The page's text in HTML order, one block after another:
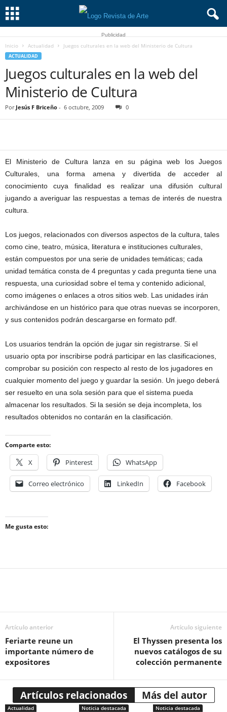
Publicidad
Inicio Actualidad Juegos culturales en la web del Ministerio de Cultura
ACTUALIDAD
Juegos culturales en la web del
Ministerio de Cultura
Por Jesús F Briceño - 6 octubre, 2009 0
El Ministerio de Cultura lanza en su página web los Juegos
Culturales, una forma amena y divertida de acceder al
conocimiento cuya finalidad es realizar una difusión cultural
jugando a averiguar las respuestas a temas de interés de nuestra
cultura.
Los juegos, relacionados con diversos aspectos de la cultura, tales
como cine, teatro, música, literatura e instituciones culturales,
están compuestos por una serie de unidades temáticas; cada
unidad temática consta de 4 preguntas y cada pregunta tiene una
respuesta, una curiosidad sobre el tema y contenido adicional,
como imágenes o enlaces a otros sitios web. Las unidades irán
archivándose en un histórico para que otras nuevas se incorporen,
y sus contenidos podrán descargarse en formato pdf.
Los usuarios tendrán la opción de jugar sin registrarse. Si el
usuario opta por inscribirse podrá participar en las clasificaciones,
comprobar su posición con respecto al resto de los jugadores en
cualquier momento del juego y guardar la sesión. Un juego deberá
ser resuelto en una sola sesión para que el sistema pueda
almacenar los resultados. Si la sesión se deja incompleta, los
resultados obtenidos no contarán en la clasificación.
Comparte esto:
X Pinterest WhatsApp
Correo electrónico LinkedIn Facebook
Me gusta esto:
Artículo anterior
Feriarte reune un
importante número de
expositores
Artículo siguiente
El Thyssen presenta los
nuevos catálogos de su
colección permanente
Artículos relacionados Más del autor
Actualidad Noticia destacada Noticia destacada